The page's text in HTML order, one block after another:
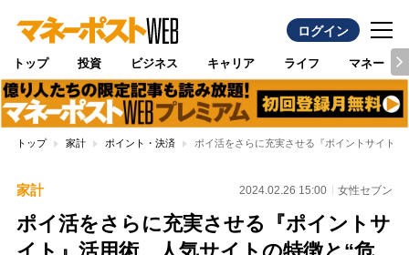
ログイン
トップ 投資 ビジネス キャリア ライフ マネー
トップ 家計 ポイント・決済 ポイ活をさらに充実させる『ポイントサイト
家計 2024.02.26 15:00 女性セブン
ポイ活をさらに充実させる『ポイントサ